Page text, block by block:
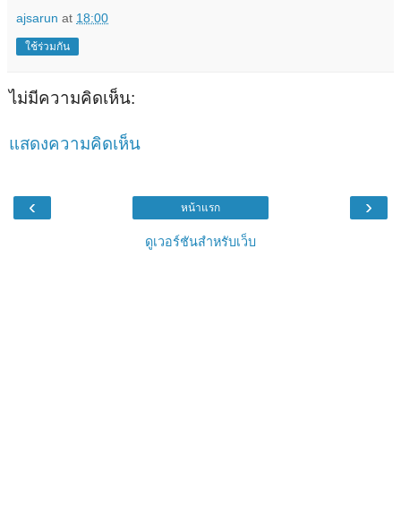
ajsarun at 18:00
ใช้ร่วมกัน
ไม่มีความคิดเห็น:
แสดงความคิดเห็น
‹ ›
หน้าแรก
ดูเวอร์ชันสำหรับเว็บ